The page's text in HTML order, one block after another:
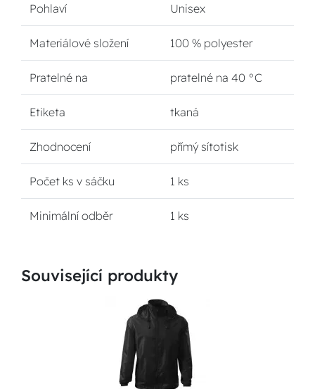
Pohlaví Unisex
Materiálové složení 100 % polyester
Pratelné na pratelné na 40 °C
Etiketa tkaná
Zhodnocení přímý sítotisk
Počet ks v sáčku 1 ks
Minimální odběr 1 ks
Související produkty